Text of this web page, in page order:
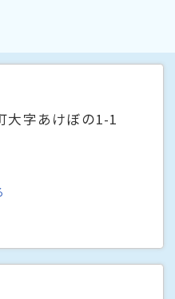
大字あけぼの1-1